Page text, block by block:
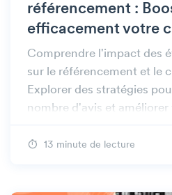
référencement :
efficacement votre
Comprendre l'impact des
sur le référencement et le
Explorer des stratégies
nombre d'avis et
les résultats de recherche.
13 minute de lecture